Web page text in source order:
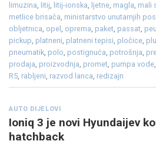
limuzina, litij, litij-ionska, ljetne, magla, mali
metlice brisača, ministarstvo unutarnjih
obljetnica, opel , oprema, paket, passat,
pickup, platneni, platneni tepisi, pločice,
pneumatik, polo, postignuća, potrošnja,
prodaja, proizvodnja, promet, pumpa vode,
R5, rabljeni, razvod lanca, redizajn
AUTO DIJELOVI
Ioniq 3 je novi Hyundaijev
hatchback